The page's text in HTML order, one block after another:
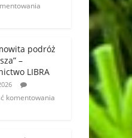
podróż
–
LIBRA
komentowania